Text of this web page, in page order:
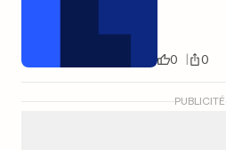
0 0
PUBLICITÉ